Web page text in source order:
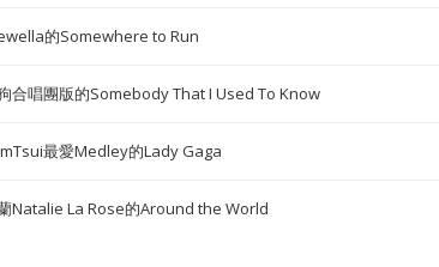
的Somewhere to Run
合唱團版的Somebody That I Used To Know
最愛Medley的Lady Gaga
Natalie La Rose的Around the World